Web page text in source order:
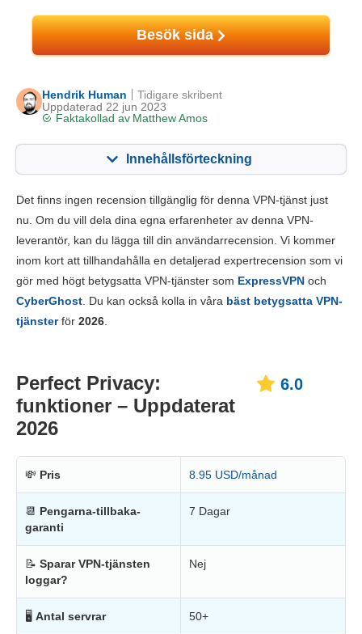
Besök sida
Hendrik Human
Uppdaterad 22 jun 2023
Faktakollad av Matthew Amos
Tidigare skribent
Innehållsförteckning
Viktiga funktioner 6.0
Installation och appar 5.0
Pålitlighet & support 2.0
Det finns ingen recension tillgänglig för denna VPN-tjänst just
nu. Om du vill dela dina egna erfarenheter av denna VPN-
leverantör, kan du lägga till din användarrecension. Vi kommer
inom kort att tillhandahålla en detaljerad expertrecension som vi
gör med högt betygsatta VPN-tjänster som ExpressVPN och
CyberGhost. Du kan också kolla in våra bäst betygsatta VPN-
tjänsterför 2026.
Perfect Privacy:
funktioner – Uppdaterat
2026
6.0
💸 Pris 8.95 USD/månad
📆 Pengarna-tillbaka-
garanti
7 Dagar
📝 Sparar VPN-tjänsten
loggar?
Nej
🖥 Antal servrar 50+